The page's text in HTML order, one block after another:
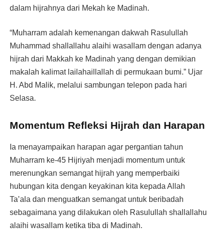
dalam hijrahnya dari Mekah ke Madinah.
“Muharram adalah kemenangan dakwah Rasulullah
Muhammad shallallahu alaihi wasallam dengan adanya
hijrah dari Makkah ke Madinah yang dengan demikian
makalah kalimat lailahaillallah di permukaan bumi.” Ujar
H. Abd Malik, melalui sambungan telepon pada hari
Selasa.
Momentum Refleksi Hijrah dan Harapan
Ia menayampaikan harapan agar pergantian tahun
Muharram ke-45 Hijriyah menjadi momentum untuk
merenungkan semangat hijrah yang memperbaiki
hubungan kita dengan keyakinan kita kepada Allah
Ta’ala dan menguatkan semangat untuk beribadah
sebagaimana yang dilakukan oleh Rasulullah shallallahu
alaihi wasallam ketika tiba di Madinah.